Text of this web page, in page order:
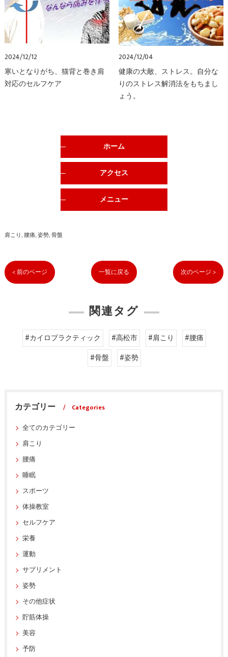
2024/12/12
寒いとなりがち、猫背と巻き肩
対応のセルフケア
2024/12/04
健康の大敵、ストレス。自分な
りのストレス解消法をもちまし
ょう。
ホーム
アクセス
メニュー
肩こり 腰痛 姿勢 骨盤
< 前のページ 一覧に戻る 次のページ >
関連タグ
#カイロプラクティック #高松市 #肩こり
#腰痛
#骨盤
#姿勢
カテゴリー
Categories
全てのカテゴリー
肩こり
腰痛
睡眠
スポーツ
体操教室
セルフケア
栄養
運動
サプリメント
姿勢
その他症状
貯筋体操
美容
予防